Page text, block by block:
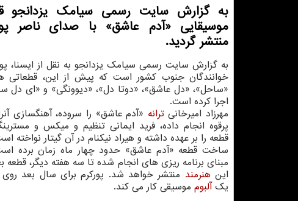
به گزارش سایت رسمی سیامك یزدانجو
موسیقایی «آدم عاشق» با صدای ناصر
منتشر گردید.
به گزارش سایت رسمی سیامک یزدانجو به نقل از ایسنا،
خوانندگان جنوب کشور است که پیش از این، قطعاتی
«ساحل»، «دل عاشق»، «دوتا دل»، «دیوونگی» و «ای دل
اجرا کرده است.
مهرزاد امیرخانیترانه «آدم عاشق» را سروده، آهنگسازی
پرقوه انجام داده، فرید ایمانی تنظیم و میکس و
قطعه را بر عهده داشته و هیراد نیکنام در آن گیتار نواخته
ساخت قطعه «آدم عاشق» حدود چهار ماه زمان برده
مبنای برنامه ریزی های انجام شده تا سه هفته دیگر، قطعه
این هنرمند منتشر خواهد شد. پورکرم برای سال بعد روی
یکآلبوم موسیقی کار می کند.